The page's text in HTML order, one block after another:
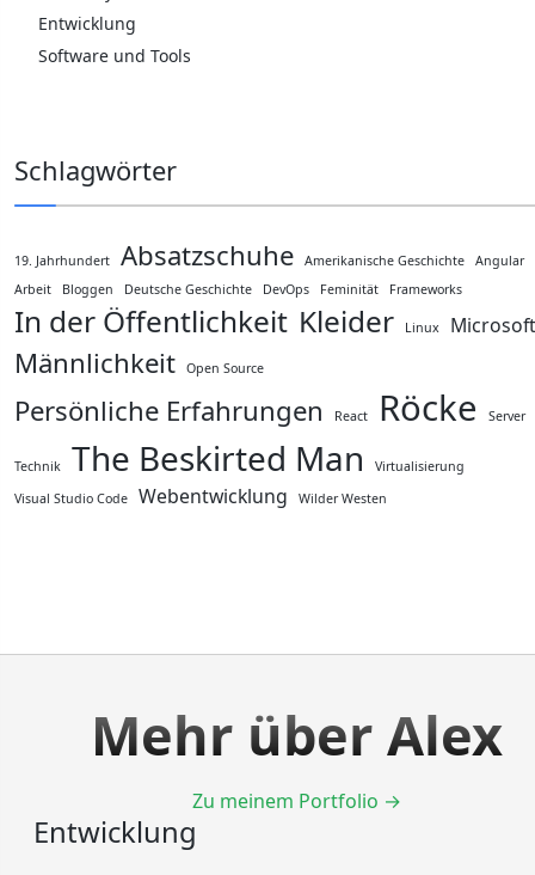
Entwicklung
Software und Tools
Schlagwörter
19. Jahrhundert Absatzschuhe Amerikanische Geschichte
Angular
Arbeit
Bloggen Deutsche Geschichte DevOps Feminität Frameworks
In der Öffentlichkeit Kleider Linux Microsoft
Männlichkeit Open Source
Persönliche Erfahrungen React Röcke Server
Technik The Beskirted Man
Virtualisierung
Visual Studio Code
Webentwicklung Wilder Westen
Mehr über Alex
Zu meinem Portfolio →
Entwicklung